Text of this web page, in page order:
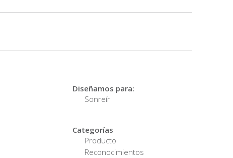
Diseñamos para:
Sonreír
Categorías
Producto
Reconocimientos